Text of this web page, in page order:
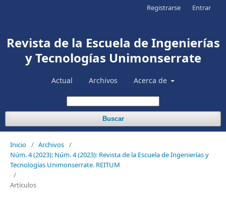
Revista de la Escuela de Ingenierías
y Tecnologías Unimonserrate
Actual Archivos Acerca de
Buscar
Registrarse Entrar
Inicio / Archivos /
Núm. 4 (2023): Núm. 4 (2023): Revista de la Escuela de Ingenierías y
Tecnologías Unimonserrate. REITUM
/
Artículos